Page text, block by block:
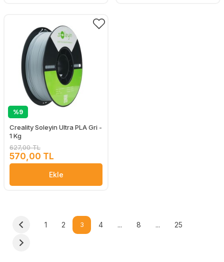
%9
Creality Soleyin Ultra PLA Gri -
1 Kg
627,00 TL
570,00 TL
Ekle
1 2 3 4 ... 8 ... 25